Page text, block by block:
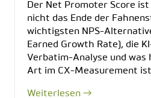
Der Net Promoter Score
nicht das Ende der
wichtigsten NPS-
Earned Growth Rate), die
Verbatim-Analyse und
Art im CX-Measurement
Weiterlesen →